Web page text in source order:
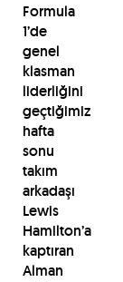
Formula
1’de
genel
klasman
liderliğini
geçtiğimiz
hafta
sonu
takım
arkadaşı
Lewis
Hamilton’a
kaptıran
Alman